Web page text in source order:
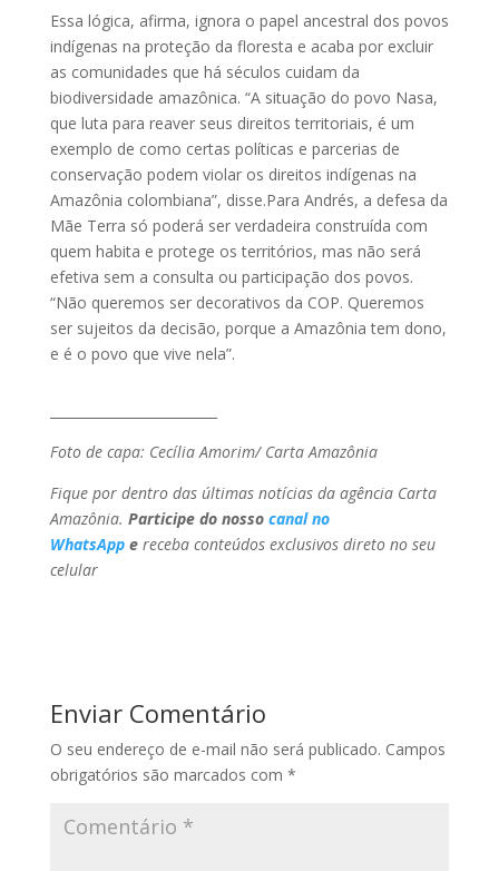
Essa lógica, afirma, ignora o papel ancestral dos povos
indígenas na proteção da floresta e acaba por excluir
as comunidades que há séculos cuidam da
biodiversidade amazônica. “A situação do povo Nasa,
que luta para reaver seus direitos territoriais, é um
exemplo de como certas políticas e parcerias de
conservação podem violar os direitos indígenas na
Amazônia colombiana”, disse.Para Andrés, a defesa da
Mãe Terra só poderá ser verdadeira construída com
quem habita e protege os territórios, mas não será
efetiva sem a consulta ou participação dos povos.
“Não queremos ser decorativos da COP. Queremos
ser sujeitos da decisão, porque a Amazônia tem dono,
e é o povo que vive nela”.
Foto de capa: Cecília Amorim/ Carta Amazônia
Fique por dentro das últimas notícias da agência Carta
Amazônia. Participe do nosso canal no
WhatsAppereceba conteúdos exclusivos direto no seu
celular
Enviar Comentário
O seu endereço de e-mail não será publicado. Campos
obrigatórios são marcados com *